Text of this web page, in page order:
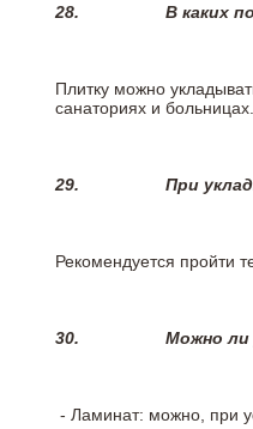
28. В каких
Плитку можно
санаториях и
29. При
Рекомендуется пройти
30. Можно ли
- Ламинат: можно, при